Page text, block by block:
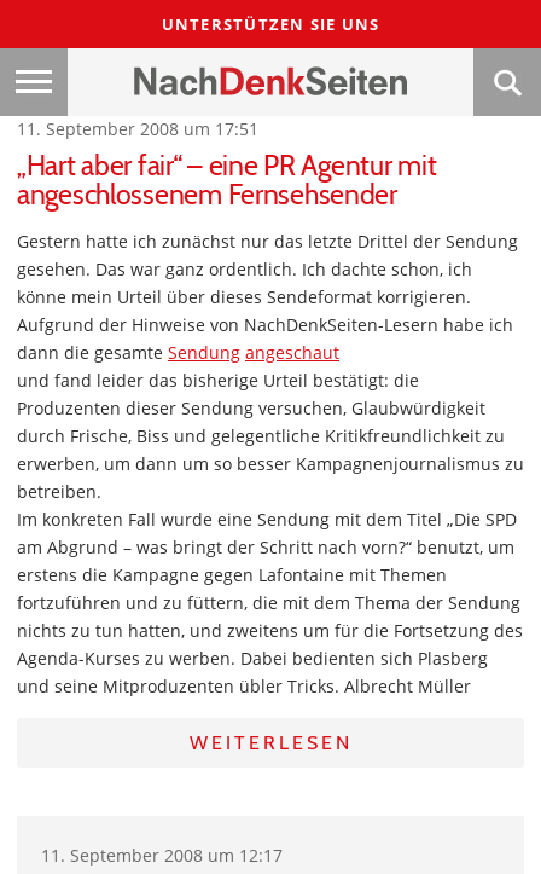
UNTERSTÜTZEN SIE UNS
11. September 2008 um 17:51
„Hart aber fair“ – eine PR Agentur mit
angeschlossenem Fernsehsender
Gestern hatte ich zunächst nur das letzte Drittel der Sendung
gesehen. Das war ganz ordentlich. Ich dachte schon, ich
könne mein Urteil über dieses Sendeformat korrigieren.
Aufgrund der Hinweise von NachDenkSeiten-Lesern habe ich
dann die gesamte Sendung angeschaut
und fand leider das bisherige Urteil bestätigt: die
Produzenten dieser Sendung versuchen, Glaubwürdigkeit
durch Frische, Biss und gelegentliche Kritikfreundlichkeit zu
erwerben, um dann um so besser Kampagnenjournalismus zu
betreiben.
Im konkreten Fall wurde eine Sendung mit dem Titel „Die SPD
am Abgrund – was bringt der Schritt nach vorn?“ benutzt, um
erstens die Kampagne gegen Lafontaine mit Themen
fortzuführen und zu füttern, die mit dem Thema der Sendung
nichts zu tun hatten, und zweitens um für die Fortsetzung des
Agenda-Kurses zu werben. Dabei bedienten sich Plasberg
und seine Mitproduzenten übler Tricks. Albrecht Müller
WEITERLESEN
11. September 2008 um 12:17